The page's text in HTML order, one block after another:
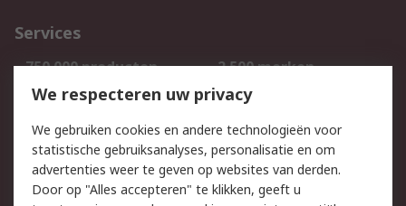
Services
750.000 producten
2.500 merken
Bestellen
Inkoopoplossingen
Track & Trace
Wettelijk
We respecteren uw privacy
We gebruiken cookies en andere technologieën voor
statistische gebruiksanalyses, personalisatie en om
advertenties weer te geven op websites van derden.
Door op "Alles accepteren" te klikken, geeft u